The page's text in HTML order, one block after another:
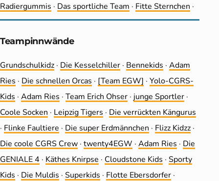
Radiergummis · Das sportliche Team · Fitte Sternchen ·
Teampinnwände
Grundschulkidz · Die Kesselchiller · Bennekids · Adam
Ries · Die schnellen Orcas · [Team EGW] · Yolo-CGRS-
Kids · Adam Ries · Team Erich Ohser · junge Sportler ·
Coole Socken · Leip­zig Tigers · Die ver­rückten Kängurus
· Flinke Faultiere · Die super Erdmännchen · Flizz Kidzz ·
Die coole CGRS Crew · twenty4EGW · Adam Ries · Die
GENIALE 4 · Käthes Knirpse · Cloudstone Kids · Sporty
Kids · Die Muldis · Superkids · Flotte Ebersdorfer ·